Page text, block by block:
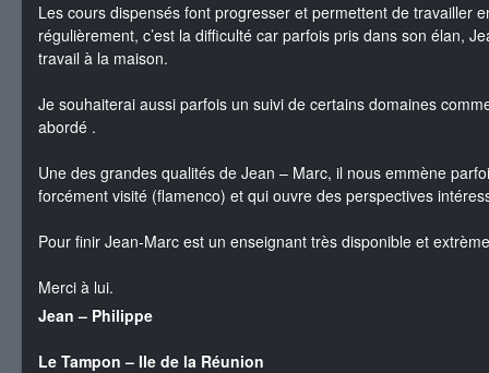
Les cours dispensés font progresser et permettent de travailler
régulièrement, c’est la difficulté car parfois pris dans son élan,
travail à la maison.
Je souhaiterai aussi parfois un suivi de certains domaines
abordé .
Une des grandes qualités de Jean – Marc, il nous emmène
forcément visité (flamenco) et qui ouvre des perspectives
Pour finir Jean-Marc est un enseignant très disponible et
Merci à lui.
Jean – Philippe
Le Tampon – Ile de la Réunion